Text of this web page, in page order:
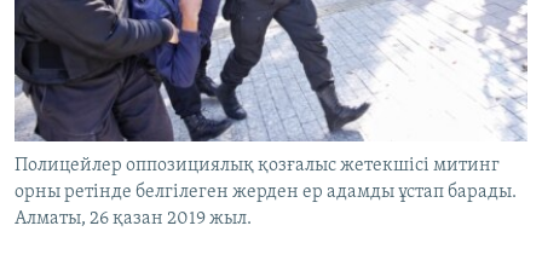
Полицейлер оппозициялық қозғалыс жетекшісі митинг
орны ретінде белгілеген жерден ер адамды ұстап барады.
Алматы, 26 қазан 2019 жыл.